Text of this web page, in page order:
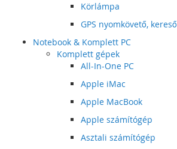
Körlámpa
GPS nyomkövető, kereső
Notebook & Komplett PC
Komplett gépek
All-In-One PC
Apple iMac
Apple MacBook
Apple számítógép
Asztali számítógép